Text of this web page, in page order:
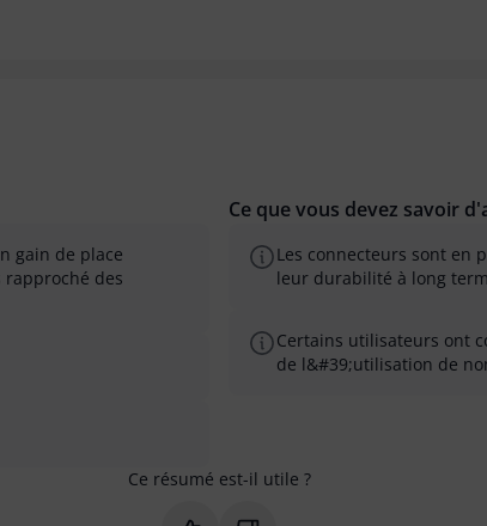
gain de place
des
Ce que vous devez savoir
Les connecteurs sont en
leur durabilité à long
Certains utilisateurs ont
de l&#39;utilisation de
Ce résumé est-il utile ?